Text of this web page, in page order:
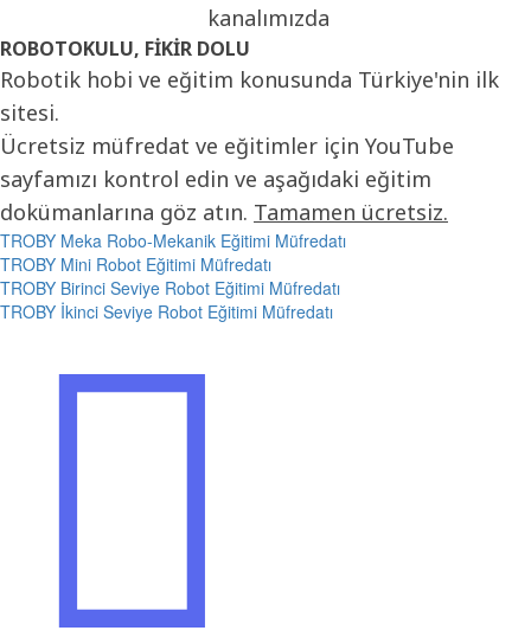
kanalımızda
ROBOTOKULU, FIKIR DOLU
Robotik hobi ve eğitim konusunda Türkiye'nin ilk
sitesi.
Ücretsiz müfredat ve eğitimler için YouTube
sayfamızı kontrol edin ve aşağıdaki eğitim
dokümanlarına göz atın. Tamamen ücretsiz.
TROBY Meka Robo-Mekanik Eğitimi Müfredatı
TROBY Mini Robot Eğitimi Müfredatı
TROBY Birinci Seviye Robot Eğitimi Müfredatı
TROBY İkinci Seviye Robot Eğitimi Müfredatı
